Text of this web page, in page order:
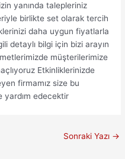
yanında talepleriniz
birlikte set olarak tercih
daha uygun fiyatlarla
detaylı bilgi için bizi arayın
müşterilerimize
Etkinliklerinizde
firmamız size bu
yardım edecektir
Sonraki Yazı →